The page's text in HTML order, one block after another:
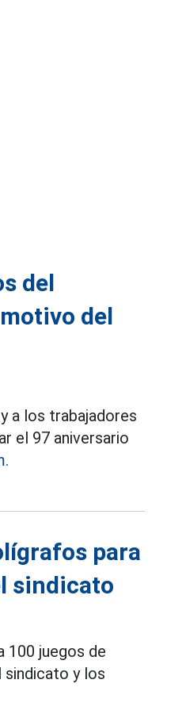
del
del
a los trabajadores
el 97 aniversario
para
sindicato
100 juegos de
sindicato y los